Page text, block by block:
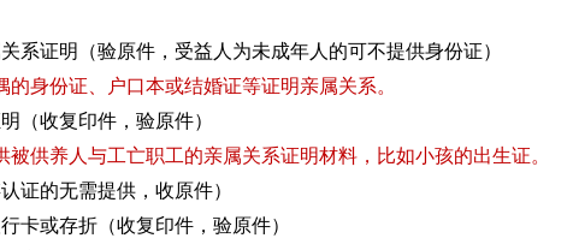
系证明（验原件，受益人为未成年人的可不提供身份证）
身份证、户口本或结婚证等证明亲属关系。
（收复印件，验原件）
供养人与工亡职工的亲属关系证明材料，比如小孩的出生证。
证的无需提供，收原件）
卡或存折（收复印件，验原件）